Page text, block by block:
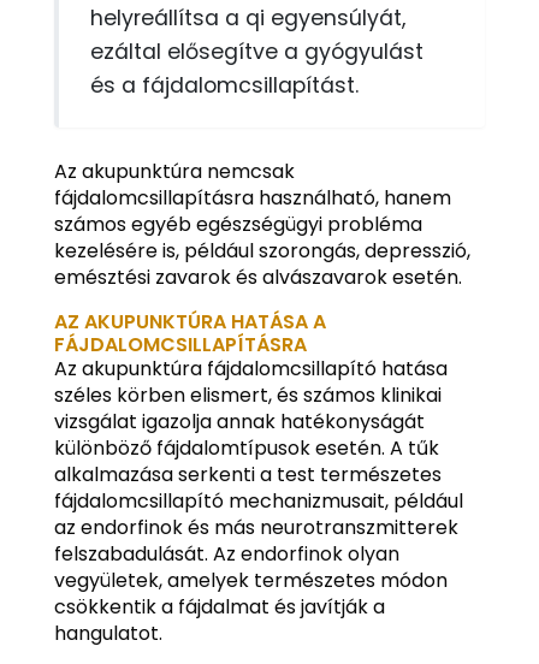
helyreállítsa a qi egyensúlyát,
ezáltal elősegítve a gyógyulást
és a fájdalomcsillapítást.
Az akupunktúra nemcsak
fájdalomcsillapításra használható, hanem
számos egyéb egészségügyi probléma
kezelésére is, például szorongás, depresszió,
emésztési zavarok és alvászavarok esetén.
AZ AKUPUNKTÚRA HATÁSA A
FÁJDALOMCSILLAPÍTÁSRA
Az akupunktúra fájdalomcsillapító hatása
széles körben elismert, és számos klinikai
vizsgálat igazolja annak hatékonyságát
különböző fájdalomtípusok esetén. A tűk
alkalmazása serkenti a test természetes
fájdalomcsillapító mechanizmusait, például
az endorfinok és más neurotranszmitterek
felszabadulását. Az endorfinok olyan
vegyületek, amelyek természetes módon
csökkentik a fájdalmat és javítják a
hangulatot.